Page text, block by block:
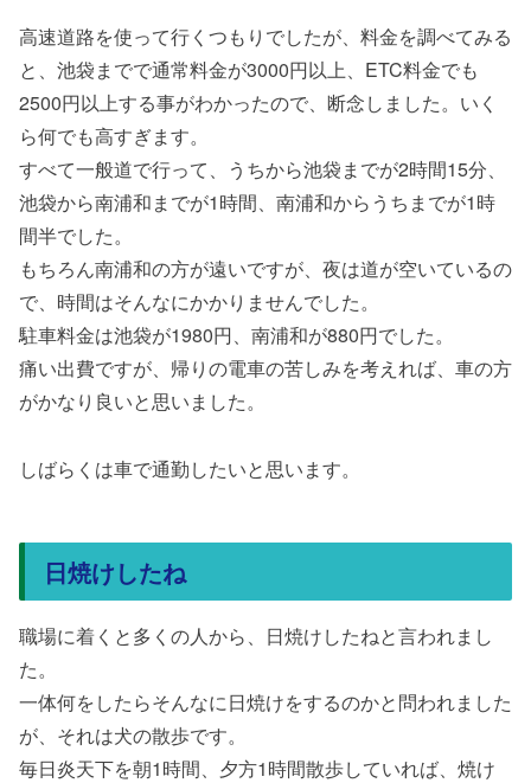
高速道路を使って行くつもりでしたが、料金を調べてみる
と、池袋までで通常料金が3000円以上、ETC料金でも
2500円以上する事がわかったので、断念しました。いく
ら何でも高すぎます。
すべて一般道で行って、うちから池袋までが2時間15分、
池袋から南浦和までが1時間、南浦和からうちまでが1時
間半でした。
もちろん南浦和の方が遠いですが、夜は道が空いているの
で、時間はそんなにかかりませんでした。
駐車料金は池袋が1980円、南浦和が880円でした。
痛い出費ですが、帰りの電車の苦しみを考えれば、車の方
がかなり良いと思いました。
しばらくは車で通勤したいと思います。
日焼けしたね
職場に着くと多くの人から、日焼けしたねと言われまし
た。
一体何をしたらそんなに日焼けをするのかと問われました
が、それは犬の散歩です。
毎日炎天下を朝1時間、夕方1時間散歩していれば、焼け